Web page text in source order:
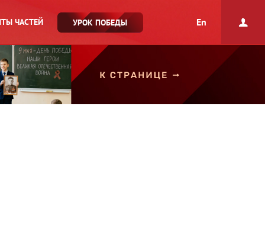
ЧАСТЕЙ УРОК ПОБЕДЫ En